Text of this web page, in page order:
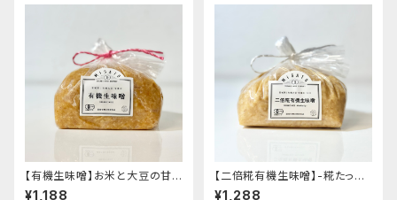
【有機生味噌】お米と大豆の甘
味と旨味- "袋入り1kg"│オー
¥1,188
【二倍糀有機生味噌】-糀たっぷ
り・減塩白味噌タイプ・甘め- "袋
¥1,288